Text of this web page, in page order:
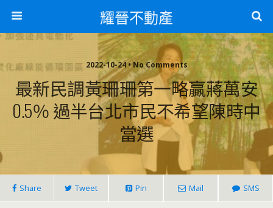
耀晉不動產
2022-10-24 • No Comments
最新民調黃珊珊第一略贏蔣萬安
0.5％ 過半台北市民不希望陳時中
當選
Share Tweet Pin Mail SMS